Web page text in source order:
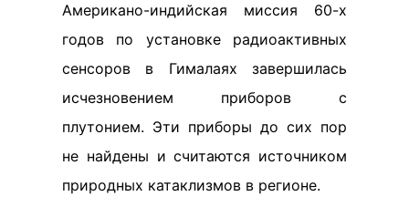
Американо-индийская миссия 60-х
годов по установке радиоактивных
сенсоров в Гималаях завершилась
исчезновением приборов с
плутонием. Эти приборы до сих пор
не найдены и считаются источником
природных катаклизмов в регионе.